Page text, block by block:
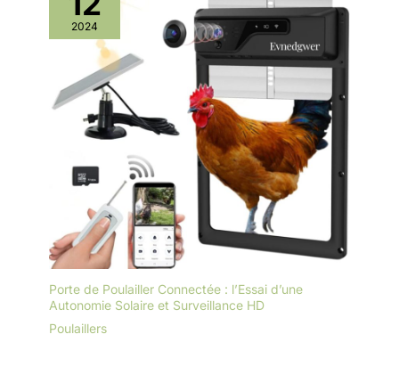
2024
Porte de Poulailler Connectée : l’Essai d’une
Autonomie Solaire et Surveillance HD
Poulaillers